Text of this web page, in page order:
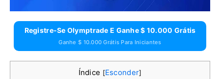
Registre-Se Olymptrade E Ganhe $ 10.000 Grátis
Ganhe $ 10.000 Grátis Para Iniciantes
Índice [Esconder]